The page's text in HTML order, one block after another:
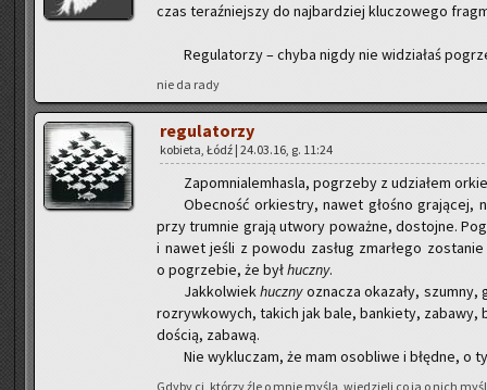
czas te­raź­niej­szy do naj­bar­dziej klu­czo­we­go
Re­gu­la­to­rzy – chyba nigdy nie wi­dzia­łaś
nie da rady
re­gu­la­to­rzy
ko­bie­ta, Łódź | 24.03.16, g. 11:24
Za­po­mnia­lem­ha­sla, po­grze­by z udzia­łem
Obec­ność or­kie­stry, nawet gło­śno gra­ją­cej,
przy trum­nie grają utwo­ry po­waż­ne, do­stoj­ne.
i nawet jeśli z po­wo­du za­sług zmar­łe­go
o po­grze­bie, że byłhucz­ny.
Jak­kol­wiekhucz­nyozna­cza oka­za­ły,
roz­ryw­ko­wych, ta­kich jak bale, ban­kie­ty, za­ba­wy,
do­ścią, za­ba­wą.
Nie wy­klu­czam, że mam oso­bli­we i błęd­ne, o
Gdyby ci, któ­rzy źle o mnie myślą, wie­dzie­li co ja o nich